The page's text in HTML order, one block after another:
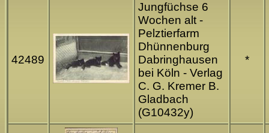
42489
Jungfüchse 6
Wochen alt -
Pelztierfarm
Dhünnenburg
Dabringhausen
bei Köln - Verlag
C. G. Kremer B.
Gladbach
(G10432y)
*